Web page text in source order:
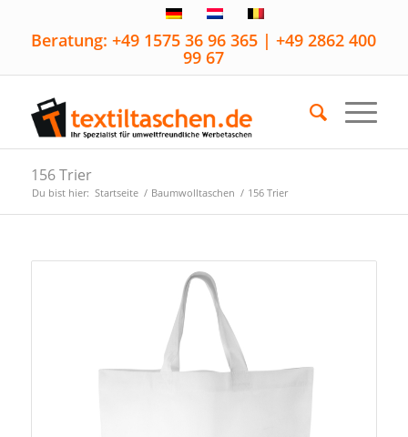
Beratung: +49 1575 36 96 365 | +49 2862 400
99 67
156 Trier
Du bist hier: Startseite / Baumwolltaschen / 156 Trier